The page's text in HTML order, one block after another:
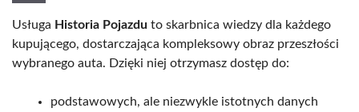
Usługa Historia Pojazdu to skarbnica wiedzy dla każdego
kupującego, dostarczająca kompleksowy obraz przeszłości
wybranego auta. Dzięki niej otrzymasz dostęp do:
podstawowych, ale niezwykle istotnych danych